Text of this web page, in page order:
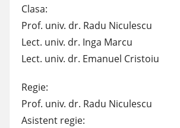
Clasa:
Prof. univ. dr. Radu Niculescu
Lect. univ. dr. Inga Marcu
Lect. univ. dr. Emanuel Cristoiu
Regie:
Prof. univ. dr. Radu Niculescu
Asistent regie: